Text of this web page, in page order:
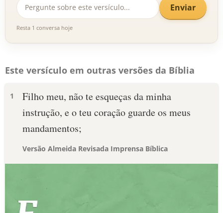
Enviar
Resta 1 conversa hoje
Este versículo em outras versões da Bíblia
1
Filho meu, não te esqueças da minha
instrução, e o teu coração guarde os meus
mandamentos;
Versão Almeida Revisada Imprensa Bíblica